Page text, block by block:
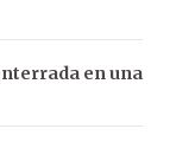
en una